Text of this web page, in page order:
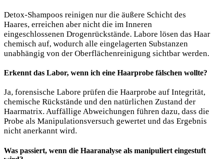
Detox-Shampoos reinigen nur die äußere Schicht des
Haares, erreichen aber nicht die im Inneren
eingeschlossenen Drogenrückstände. Labore lösen das Haar
chemisch auf, wodurch alle eingelagerten Substanzen
unabhängig von der Oberflächenreinigung sichtbar werden.
Erkennt das Labor, wenn ich eine Haarprobe fälschen wollte?
Ja, forensische Labore prüfen die Haarprobe auf Integrität,
chemische Rückstände und den natürlichen Zustand der
Haarmatrix. Auffällige Abweichungen führen dazu, dass die
Probe als Manipulationsversuch gewertet und das Ergebnis
nicht anerkannt wird.
Was passiert, wenn die Haaranalyse als manipuliert eingestuft